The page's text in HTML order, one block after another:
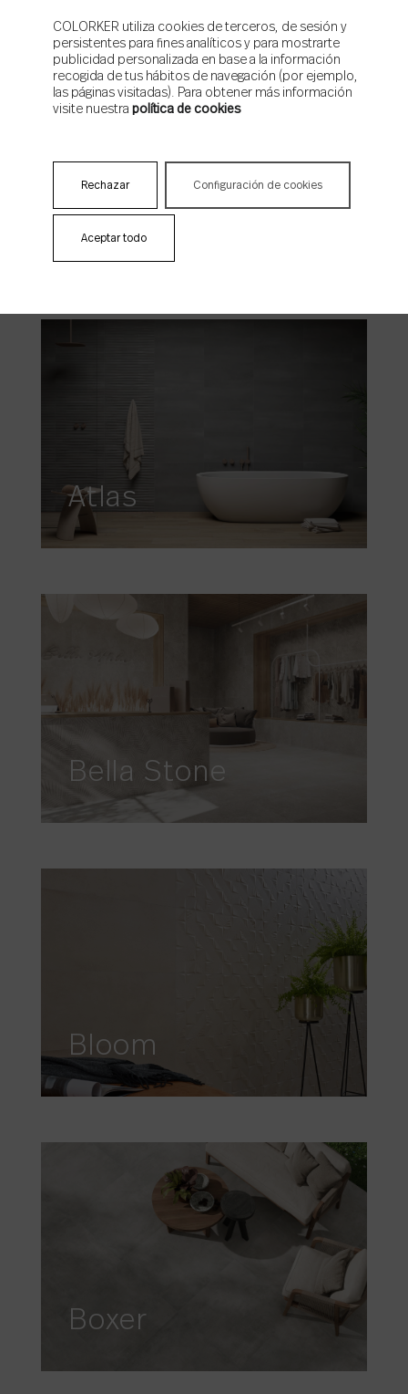
Athena
Atlas
Bella Stone
Bloom
Boxer
COLORKER utiliza cookies de terceros, de sesión y
persistentes para fines analíticos y para mostrarte
publicidad personalizada en base a la información
recogida de tus hábitos de navegación (por ejemplo,
las páginas visitadas). Para obtener más información
visite nuestra política de cookies
Aceptar todo
Rechazar Configuración de cookies